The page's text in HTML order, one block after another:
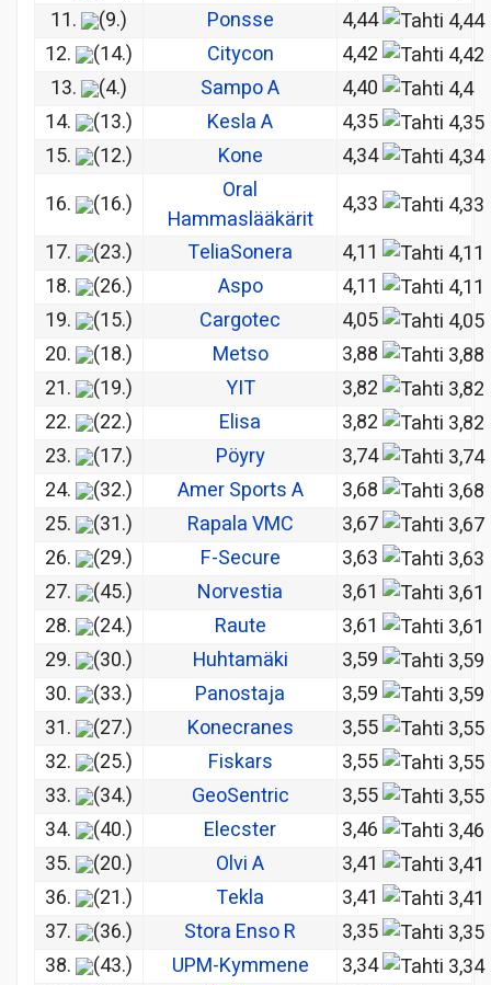
11.
(9.) Ponsse
4,44
12.
(14.) Citycon
4,42
13.
(4.) Sampo A
4,40
14.
(13.) Kesla A
4,35
15.
(12.) Kone
4,34
16.
(16.)
Oral
Hammaslääkärit
4,33
17.
(23.) TeliaSonera
4,11
18.
(26.) Aspo
4,11
19.
(15.) Cargotec
4,05
20.
(18.) Metso
3,88
21.
(19.) YIT
3,82
22.
(22.) Elisa
3,82
23.
(17.) Pöyry
3,74
24.
(32.) Amer Sports A
3,68
25.
(31.) Rapala VMC
3,67
26.
(29.) F-Secure
3,63
27.
(45.) Norvestia
3,61
28.
(24.) Raute
3,61
29.
(30.) Huhtamäki
3,59
30.
(33.) Panostaja
3,59
31.
(27.) Konecranes
3,55
32.
(25.) Fiskars
3,55
33.
(34.) GeoSentric
3,55
34.
(40.) Elecster
3,46
35.
(20.) Olvi A
3,41
36.
(21.) Tekla
3,41
37.
(36.) Stora Enso R
3,35
38.
(43.) UPM-Kymmene
3,34